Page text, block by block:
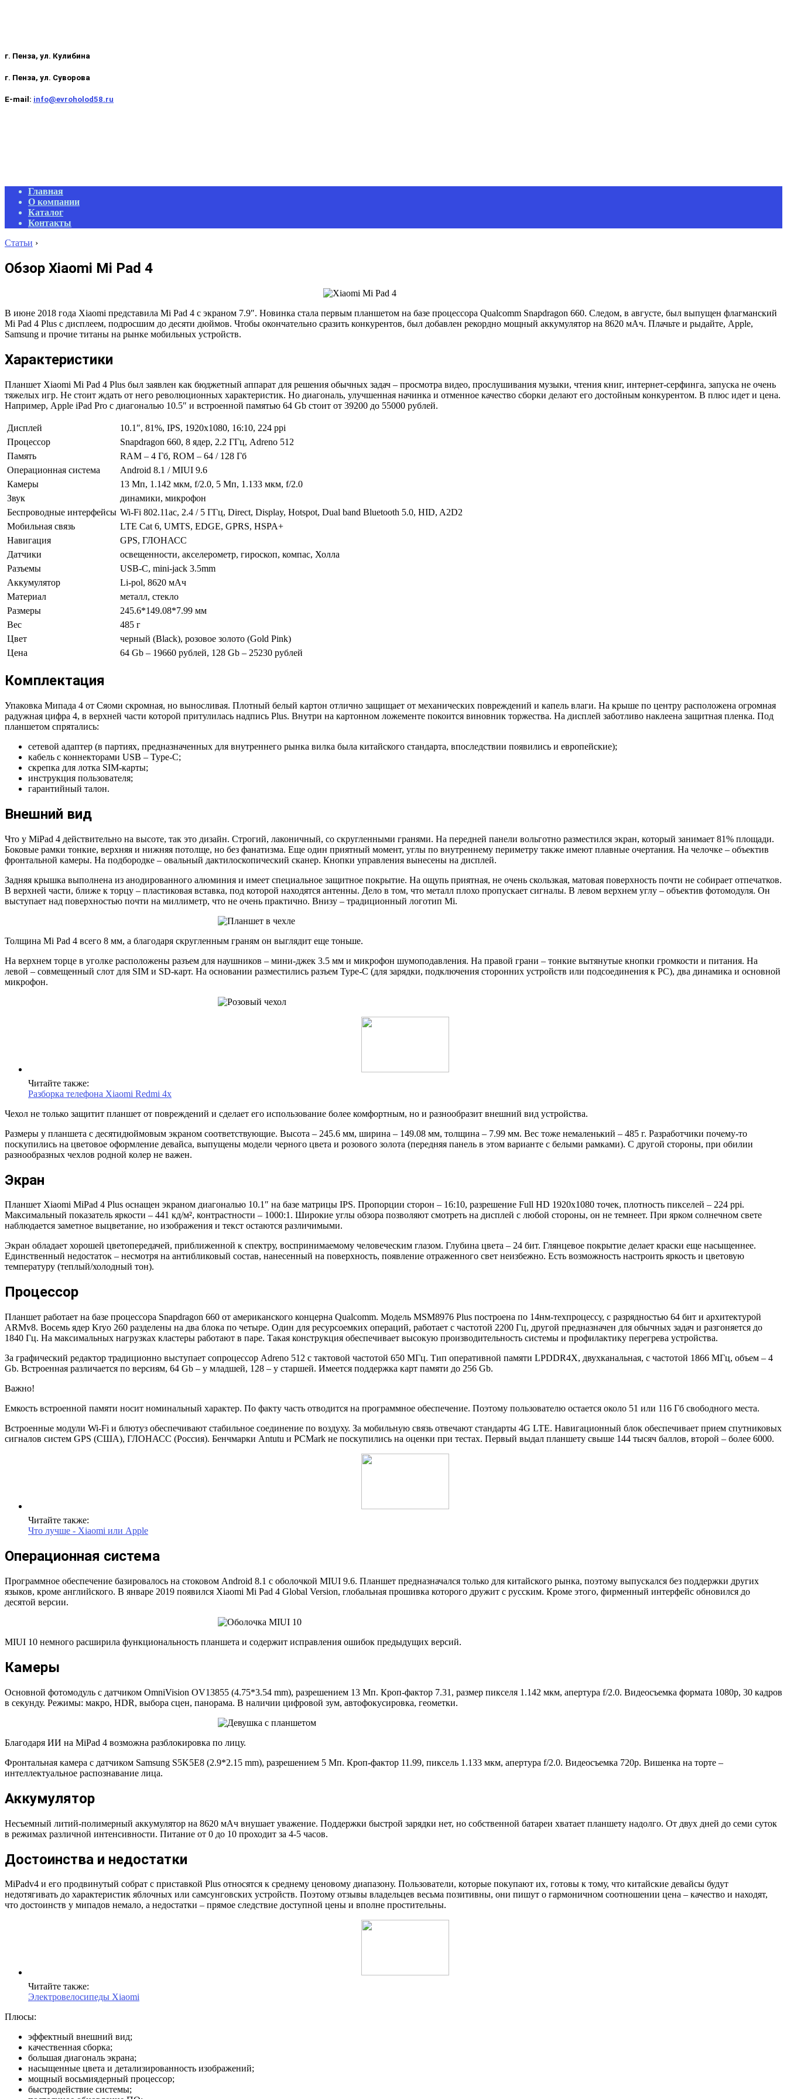
г. Пенза, ул. Кулибина
г. Пенза, ул. Суворова
E-mail: info@evroholod58.ru
Primary
Navigation
Menu
Главная
О компании
Каталог
Контакты
Статьи ›
Обзор Xiaomi Mi Pad 4
В июне 2018 года Xiaomi представила Mi Pad 4 с экраном 7.9″. Новинка стала первым планшетом на базе процессора Qualcomm Snapdragon 660. Следом, в августе, был выпущен флагманский
Mi Pad 4 Plus с дисплеем, подросшим до десяти дюймов. Чтобы окончательно сразить конкурентов, был добавлен рекордно мощный аккумулятор на 8620 мАч. Плачьте и рыдайте, Apple,
Samsung и прочие титаны на рынке мобильных устройств.
Характеристики
Планшет Xiaomi Mi Pad 4 Plus был заявлен как бюджетный аппарат для решения обычных задач – просмотра видео, прослушивания музыки, чтения книг, интернет-серфинга, запуска не очень
тяжелых игр. Не стоит ждать от него революционных характеристик. Но диагональ, улучшенная начинка и отменное качество сборки делают его достойным конкурентом. В плюс идет и цена.
Например, Apple iPad Pro с диагональю 10.5″ и встроенной памятью 64 Gb стоит от 39200 до 55000 рублей.
Дисплей
10.1″, 81%, IPS, 1920х1080, 16:10, 224 ppi
Процессор
Snapdragon 660, 8 ядер, 2.2 ГГц, Adreno 512
Память
RAM – 4 Гб, ROM – 64 / 128 Гб
Операционная система
Android 8.1 / MIUI 9.6
Камеры
13 Мп, 1.142 мкм, f/2.0, 5 Мп, 1.133 мкм, f/2.0
Звук
динамики, микрофон
Беспроводные интерфейсы Wi-Fi 802.11ac, 2.4 / 5 ГГц, Direct, Display, Hotspot, Dual band Bluetooth 5.0, HID, A2D2
Мобильная связь
LTE Cat 6, UMTS, EDGE, GPRS, HSPA+
Навигация
GPS, ГЛОНАСС
Датчики
освещенности, акселерометр, гироскоп, компас, Холла
Разъемы
USB-C, mini-jack 3.5mm
Аккумулятор
Li-pol, 8620 мАч
Материал
металл, стекло
Размеры
245.6*149.08*7.99 мм
Вес
485 г
Цвет
черный (Black), розовое золото (Gold Pink)
Цена
64 Gb – 19660 рублей, 128 Gb – 25230 рублей
Комплектация
Упаковка Мипада 4 от Сяоми скромная, но выносливая. Плотный белый картон отлично защищает от механических повреждений и капель влаги. На крыше по центру расположена огромная
радужная цифра 4, в верхней части которой притулилась надпись Plus. Внутри на картонном ложементе покоится виновник торжества. На дисплей заботливо наклеена защитная пленка. Под
планшетом спрятались:
сетевой адаптер (в партиях, предназначенных для внутреннего рынка вилка была китайского стандарта, впоследствии появились и европейские);
кабель с коннекторами USB – Type-C;
скрепка для лотка SIM-карты;
инструкция пользователя;
гарантийный талон.
Внешний вид
Что у MiPad 4 действительно на высоте, так это дизайн. Строгий, лаконичный, со скругленными гранями. На передней панели вольготно разместился экран, который занимает 81% площади.
Боковые рамки тонкие, верхняя и нижняя потолще, но без фанатизма. Еще один приятный момент, углы по внутреннему периметру также имеют плавные очертания. На челочке – объектив
фронтальной камеры. На подбородке – овальный дактилоскопический сканер. Кнопки управления вынесены на дисплей.
Задняя крышка выполнена из анодированного алюминия и имеет специальное защитное покрытие. На ощупь приятная, не очень скользкая, матовая поверхность почти не собирает отпечатков.
В верхней части, ближе к торцу – пластиковая вставка, под которой находятся антенны. Дело в том, что металл плохо пропускает сигналы. В левом верхнем углу – объектив фотомодуля. Он
выступает над поверхностью почти на миллиметр, что не очень практично. Внизу – традиционный логотип Mi.
Толщина Mi Pad 4 всего 8 мм, а благодаря скругленным граням он выглядит еще тоньше.
На верхнем торце в уголке расположены разъем для наушников – мини-джек 3.5 мм и микрофон шумоподавления. На правой грани – тонкие вытянутые кнопки громкости и питания. На
левой – совмещенный слот для SIM и SD-карт. На основании разместились разъем Type-C (для зарядки, подключения сторонних устройств или подсоединения к PC), два динамика и основной
микрофон.
Читайте также:
Разборка телефона Xiaomi Redmi 4x
Чехол не только защитит планшет от повреждений и сделает его использование более комфортным, но и разнообразит внешний вид устройства.
Размеры у планшета с десятидюймовым экраном соответствующие. Высота – 245.6 мм, ширина – 149.08 мм, толщина – 7.99 мм. Вес тоже немаленький – 485 г. Разработчики почему-то
поскупились на цветовое оформление девайса, выпущены модели черного цвета и розового золота (передняя панель в этом варианте с белыми рамками). С другой стороны, при обилии
разнообразных чехлов родной колер не важен.
Экран
Планшет Xiaomi MiPad 4 Plus оснащен экраном диагональю 10.1″ на базе матрицы IPS. Пропорции сторон – 16:10, разрешение Full HD 1920х1080 точек, плотность пикселей – 224 ppi.
Максимальный показатель яркости – 441 кд/м², контрастности – 1000:1. Широкие углы обзора позволяют смотреть на дисплей с любой стороны, он не темнеет. При ярком солнечном свете
наблюдается заметное выцветание, но изображения и текст остаются различимыми.
Экран обладает хорошей цветопередачей, приближенной к спектру, воспринимаемому человеческим глазом. Глубина цвета – 24 бит. Глянцевое покрытие делает краски еще насыщеннее.
Единственный недостаток – несмотря на антибликовый состав, нанесенный на поверхность, появление отраженного свет неизбежно. Есть возможность настроить яркость и цветовую
температуру (теплый/холодный тон).
Процессор
Планшет работает на базе процессора Snapdragon 660 от американского концерна Qualcomm. Модель MSM8976 Plus построена по 14нм-техпроцессу, с разрядностью 64 бит и архитектурой
ARMv8. Восемь ядер Kryo 260 разделены на два блока по четыре. Один для ресурсоемких операций, работает с частотой 2200 Гц, другой предназначен для обычных задач и разгоняется до
1840 Гц. На максимальных нагрузках кластеры работают в паре. Такая конструкция обеспечивает высокую производительность системы и профилактику перегрева устройства.
За графический редактор традиционно выступает сопроцессор Adreno 512 c тактовой частотой 650 МГц. Тип оперативной памяти LPDDR4X, двухканальная, с частотой 1866 МГц, объем – 4
Gb. Встроенная различается по версиям, 64 Gb – у младшей, 128 – у старшей. Имеется поддержка карт памяти до 256 Gb.
Важно!
Емкость встроенной памяти носит номинальный характер. По факту часть отводится на программное обеспечение. Поэтому пользователю остается около 51 или 116 Гб свободного места.
Встроенные модули Wi-Fi и блютуз обеспечивают стабильное соединение по воздуху. За мобильную связь отвечают стандарты 4G LTE. Навигационный блок обеспечивает прием спутниковых
сигналов систем GPS (США), ГЛОНАСС (Россия). Бенчмарки Antutu и PCMark не поскупились на оценки при тестах. Первый выдал планшету свыше 144 тысяч баллов, второй – более 6000.
Читайте также:
Что лучше - Xiaomi или Apple
Операционная система
Программное обеспечение базировалось на стоковом Android 8.1 c оболочкой MIUI 9.6. Планшет предназначался только для китайского рынка, поэтому выпускался без поддержки других
языков, кроме английского. В январе 2019 появился Xiaomi Mi Pad 4 Global Version, глобальная прошивка которого дружит с русским. Кроме этого, фирменный интерфейс обновился до
десятой версии.
MIUI 10 немного расширила функциональность планшета и содержит исправления ошибок предыдущих версий.
Камеры
Основной фотомодуль с датчиком OmniVision OV13855 (4.75*3.54 mm), разрешением 13 Мп. Кроп-фактор 7.31, размер пикселя 1.142 мкм, апертура f/2.0. Видеосъемка формата 1080p, 30 кадров
в секунду. Режимы: макро, HDR, выбора сцен, панорама. В наличии цифровой зум, автофокусировка, геометки.
Благодаря ИИ на MiPad 4 возможна разблокировка по лицу.
Фронтальная камера с датчиком Samsung S5K5E8 (2.9*2.15 mm), разрешением 5 Мп. Кроп-фактор 11.99, пиксель 1.133 мкм, апертура f/2.0. Видеосъемка 720р. Вишенка на торте –
интеллектуальное распознавание лица.
Аккумулятор
Несъемный литий-полимерный аккумулятор на 8620 мАч внушает уважение. Поддержки быстрой зарядки нет, но собственной батареи хватает планшету надолго. От двух дней до семи суток
в режимах различной интенсивности. Питание от 0 до 10 проходит за 4-5 часов.
Достоинства и недостатки
MiPadv4 и его продвинутый собрат c приставкой Plus относятся к среднему ценовому диапазону. Пользователи, которые покупают их, готовы к тому, что китайские девайсы будут
недотягивать до характеристик яблочных или самсунговских устройств. Поэтому отзывы владельцев весьма позитивны, они пишут о гармоничном соотношении цена – качество и находят,
что достоинств у мипадов немало, а недостатки – прямое следствие доступной цены и вполне простительны.
Читайте также:
Электровелосипеды Xiaomi
Плюсы:
эффектный внешний вид;
качественная сборка;
большая диагональ экрана;
насыщенные цвета и детализированность изображений;
мощный восьмиядерный процессор;
быстродействие системы;